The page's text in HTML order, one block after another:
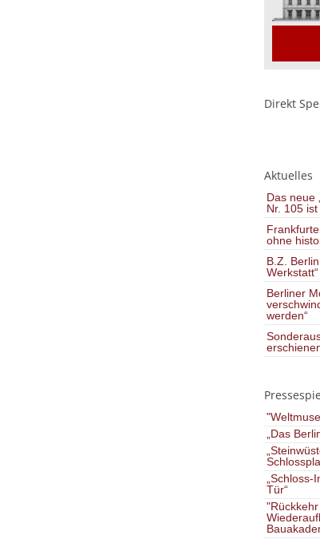
Direkt
Aktuelles
Das neue
Nr. 105
ohne
B.Z.
Werkstatt“
Berliner
werden“
„Das
„Schloss-
Tür“